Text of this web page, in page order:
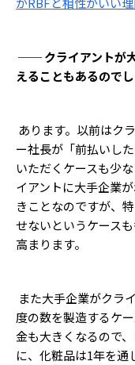
── クライアントが
えることもあるのでし
あります。以前はク
ー社長が「前払いし
いただくケースも少
イアントに大手企業
きことなのですが、
せないというケース
高まります。
また大手企業がクラ
度の数を製造するケ
金も大きくなるので
に、化粧品は1年を通